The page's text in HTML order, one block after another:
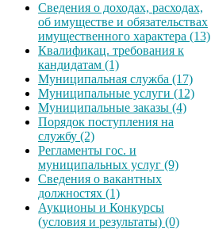
Сведения о доходах, расходах,
об имуществе и обязательствах
имущественного характера (13)
Квалификац. требования к
кандидатам (1)
Муниципальная служба (17)
Муниципальные услуги (12)
Муниципальные заказы (4)
Порядок поступления на
службу (2)
Регламенты гос. и
муниципальных услуг (9)
Сведения о вакантных
должностях (1)
Аукционы и Конкурсы
(условия и результаты) (0)